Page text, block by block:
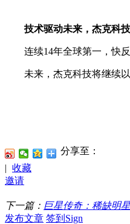
技术驱动未来，杰克科
连续14年全球第一，快反
未来，杰克科技将继续以
分享至：
| 收藏
邀请
下一篇： 巨星传奇：稀缺明
发布文章 签到Sign